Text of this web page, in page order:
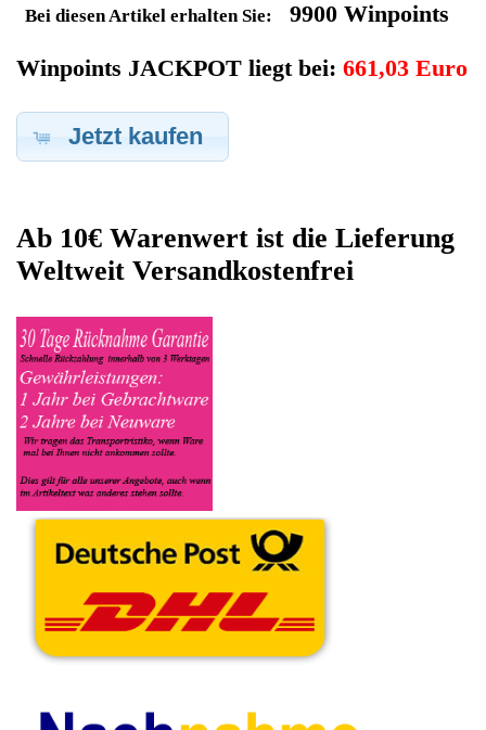
Siemens Kaffeevollautomat
Im Kundenbereich können Sie uns Ihren alten Siemens
Kaffeevollautomat auch defekt zur Ersatzteilgewinnung
anbieten möchten eintragen. Dort geben Sie den
Kaffeevollautomat Name Siemens sowie die Modelnummer mit
ein, bei der Artikelbeschreibung geben Sie alle wichtigen
befindet ob es Defekt oder Funktionstüchtig ist und so gut wie
möglich alle Mängel angeben sowie das Zubehör welches
dazugehört. Sobald der Siemens Kaffeevollautomat
angenommen worden ist, sehen Sie dies unter Meine Artikel
anzeigen, dort wird Ihnen dann die Lieferadresse mitgeteilt wo
genau der Kaffeevollautomat hin gesendet werden muss. Dort
tragen Sie dann auch das Transportunternehmen zum Beispiel
kann ob Ihre Artikel auch angekommen ist.
Vielfaches mehr, als wenn Sie den Siemens Kaffeevollautomat
eigenhändig komplett verkaufen würden.
Andere Produkte die Ihnen
gefallen könnten